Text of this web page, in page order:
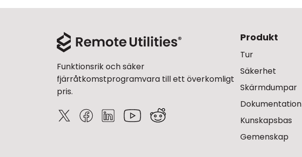
Funktionsrik och säker
fjärråtkomstprogramvara till ett överkomligt
pris.
Produkt
Tur
Säkerhet
Skärmdumpar
Dokumentation
Kunskapsbas
Gemenskap